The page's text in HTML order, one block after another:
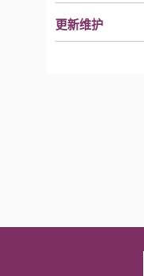
更新维护